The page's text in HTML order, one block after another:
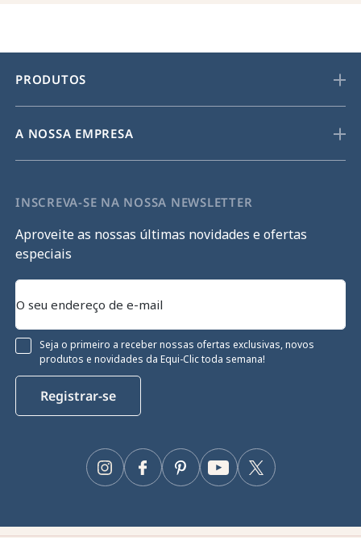
PRODUTOS
A NOSSA EMPRESA
INSCREVA-SE NA NOSSA NEWSLETTER
Aproveite as nossas últimas novidades e ofertas
especiais
Seja o primeiro a receber nossas ofertas exclusivas, novos
produtos e novidades da Equi-Clic toda semana!
Registrar-se
Facebook Twitter
YouTube
Pinterest
Instagram